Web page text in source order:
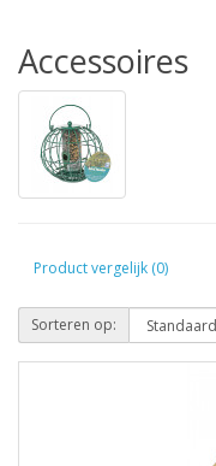
Accessoires
Product vergelijk (0)
Sorteren op: